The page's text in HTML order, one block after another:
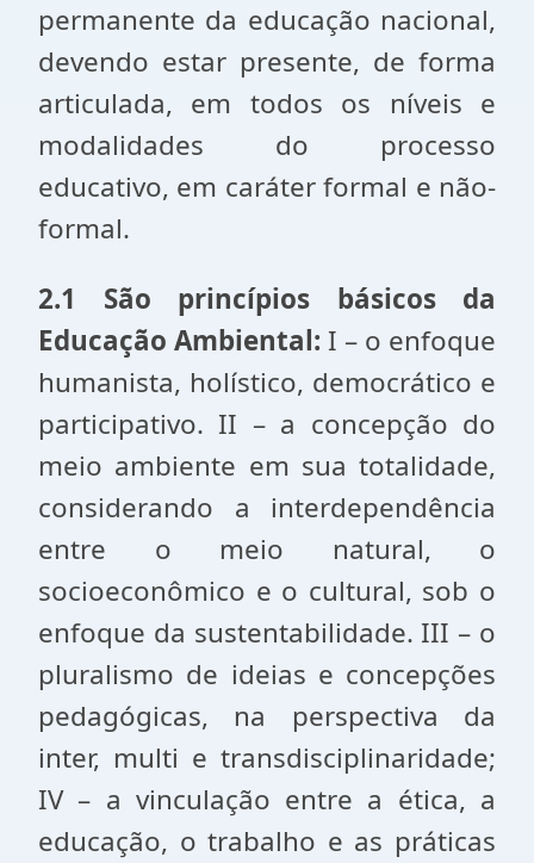
permanente da educação nacional,
devendo estar presente, de forma
articulada, em todos os níveis e
modalidades do processo
educativo, em caráter formal e não-
formal.
2.1 São princípios básicos da
Educação Ambiental: I – o enfoque
humanista, holístico, democrático e
participativo. II – a concepção do
meio ambiente em sua totalidade,
considerando a interdependência
entre o meio natural, o
socioeconômico e o cultural, sob o
enfoque da sustentabilidade. III – o
pluralismo de ideias e concepções
pedagógicas, na perspectiva da
inter, multi e transdisciplinaridade;
IV – a vinculação entre a ética, a
educação, o trabalho e as práticas